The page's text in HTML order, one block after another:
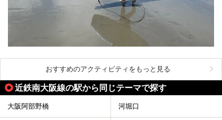
おすすめのアクティビティをもっと見る
近鉄南大阪線の駅から同じテーマで探す
大阪阿部野橋 河堀口